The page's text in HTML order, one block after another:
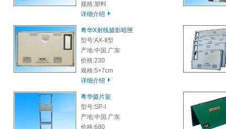
规格:塑料
详细介绍
粤华X射线摄影暗匣
型号:AX-Ⅱ型
产地:中国.广东
价格:230
规格:5×7cm
详细介绍
粤华摄片架
型号:SP-I
产地:中国.广东
价格:680